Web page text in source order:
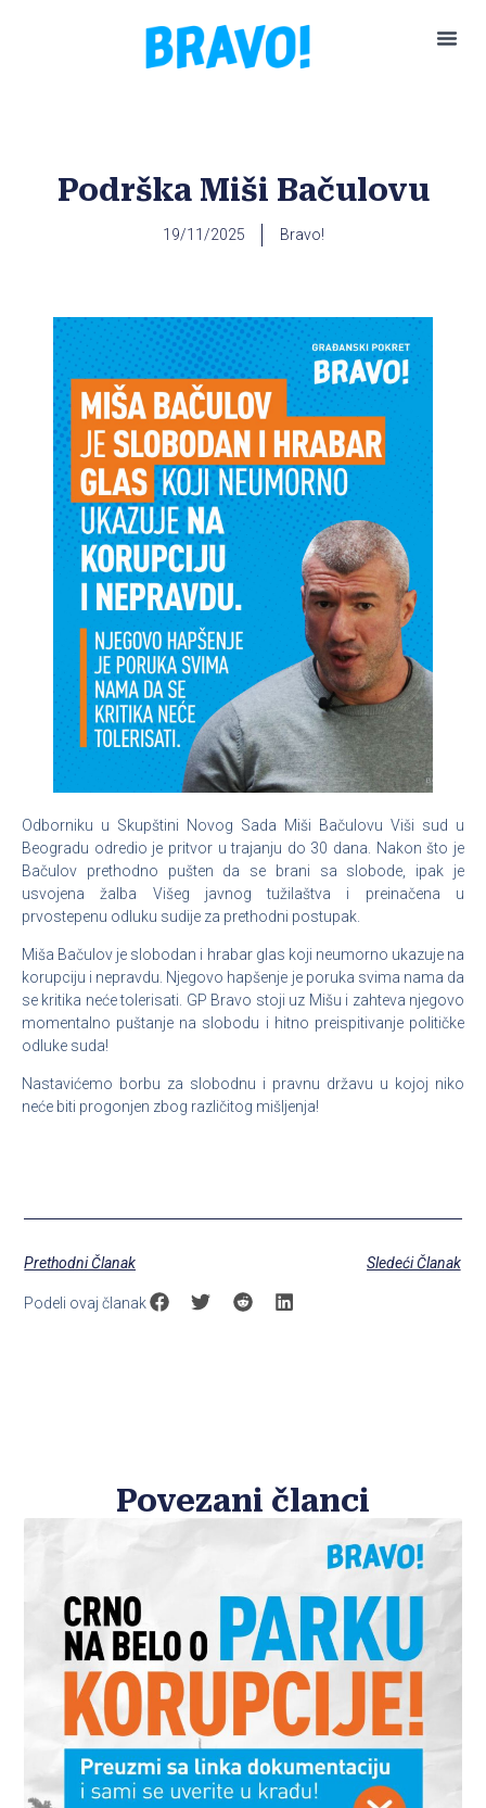
Podrška Miši Bačulovu
19/11/2025 Bravo!
Odborniku u Skupštini Novog Sada Miši Bačulovu Viši sud u
Beogradu odredio je pritvor u trajanju do 30 dana. Nakon što je
Bačulov prethodno pušten da se brani sa slobode, ipak je
usvojena žalba Višeg javnog tužilaštva i preinačena u
prvostepenu odluku sudije za prethodni postupak.
Miša Bačulov je slobodan i hrabar glas koji neumorno ukazuje na
korupciju i nepravdu. Njegovo hapšenje je poruka svima nama da
se kritika neće tolerisati. GP Bravo stoji uz Mišu i zahteva njegovo
momentalno puštanje na slobodu i hitno preispitivanje političke
odluke suda!
Nastavićemo borbu za slobodnu i pravnu državu u kojoj niko
neće biti progonjen zbog različitog mišljenja!
Prethodni Članak Sledeći Članak
Podeli ovaj članak
Povezani članci